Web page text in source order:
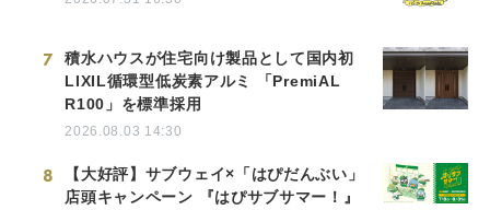
7
積水ハウスが住宅向け製品として国内初
LIXIL循環型低炭素アルミ 「PremiAL
R100」を標準採用
2026.08.03 14:30
8
【大好評】サブウェイ×「はぴだんぶい」
店頭キャンペーン 『はぴサブサマー！』